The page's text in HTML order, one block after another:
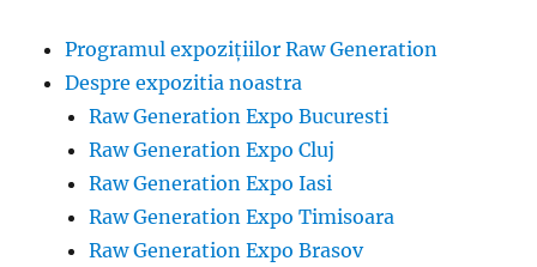
Programul expozițiilor Raw Generation
Despre expozitia noastra
Raw Generation Expo Bucuresti
Raw Generation Expo Cluj
Raw Generation Expo Iasi
Raw Generation Expo Timisoara
Raw Generation Expo Brasov